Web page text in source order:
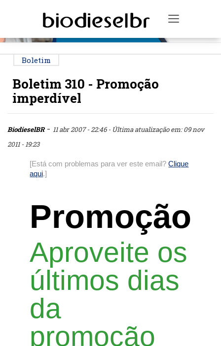
Toggle
Boletim
Boletim 310 - Promoção
imperdível
BiodieselBR- 11 abr 2007 - 22:46 - Última atualização em: 09 nov
2011 - 19:23
[Está com problemas para ver este email?Clique
aqui.]
Promoção
Aproveite os
últimos dias
da
promoção